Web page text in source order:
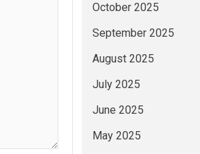
October 2025
September 2025
August 2025
July 2025
June 2025
May 2025